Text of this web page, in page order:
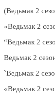
(Ведьмак 2
«Ведьмак 2
“Ведьмак 2
Ведьмак 2
`Ведьмак 2
«Ведьмак 2